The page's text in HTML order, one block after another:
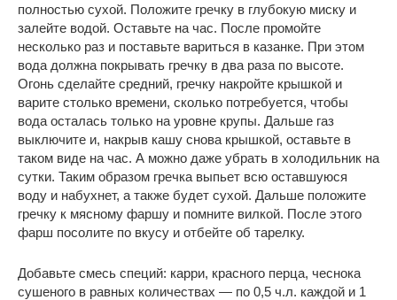
полностью сухой. Положите гречку в глубокую миску и
залейте водой. Оставьте на час. После промойте
несколько раз и поставьте вариться в казанке. При этом
вода должна покрывать гречку в два раза по высоте.
Огонь сделайте средний, гречку накройте крышкой и
варите столько времени, сколько потребуется, чтобы
вода осталась только на уровне крупы. Дальше газ
выключите и, накрыв кашу снова крышкой, оставьте в
таком виде на час. А можно даже убрать в холодильник на
сутки. Таким образом гречка выпьет всю оставшуюся
воду и набухнет, а также будет сухой. Дальше положите
гречку к мясному фаршу и помните вилкой. После этого
фарш посолите по вкусу и отбейте об тарелку.
Добавьте смесь специй: карри, красного перца, чеснока
сушеного в равных количествах — по 0,5 ч.л. каждой и 1